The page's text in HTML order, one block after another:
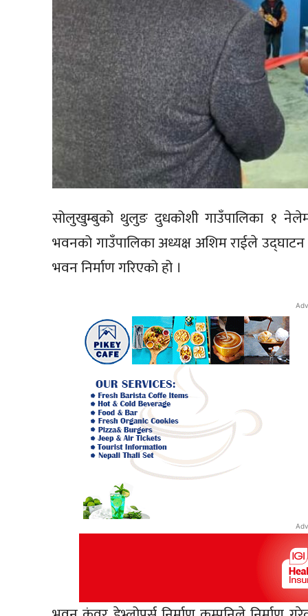
सोलुखुम्बुको थुलुङ दुधकोशी गाउँपालिका १
भवनको गाउँपालिका अध्यक्ष अशिम राईले
भवन निर्माण गरिएको हो ।